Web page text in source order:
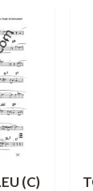
(C)